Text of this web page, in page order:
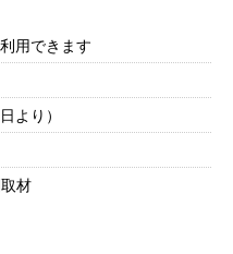
用できます
より）
材